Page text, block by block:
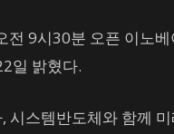
9시30분 오픈 이노
일 밝혔다.
시스템반도체와 함께